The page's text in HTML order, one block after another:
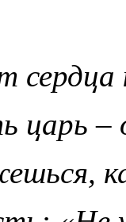
царь –